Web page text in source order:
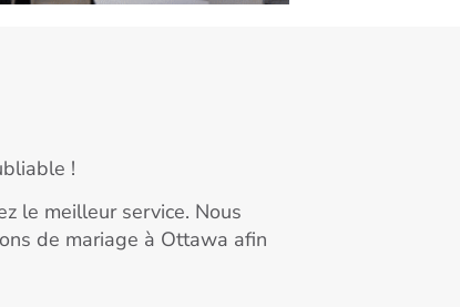
!
le meilleur service. Nous
de mariage à Ottawa afin